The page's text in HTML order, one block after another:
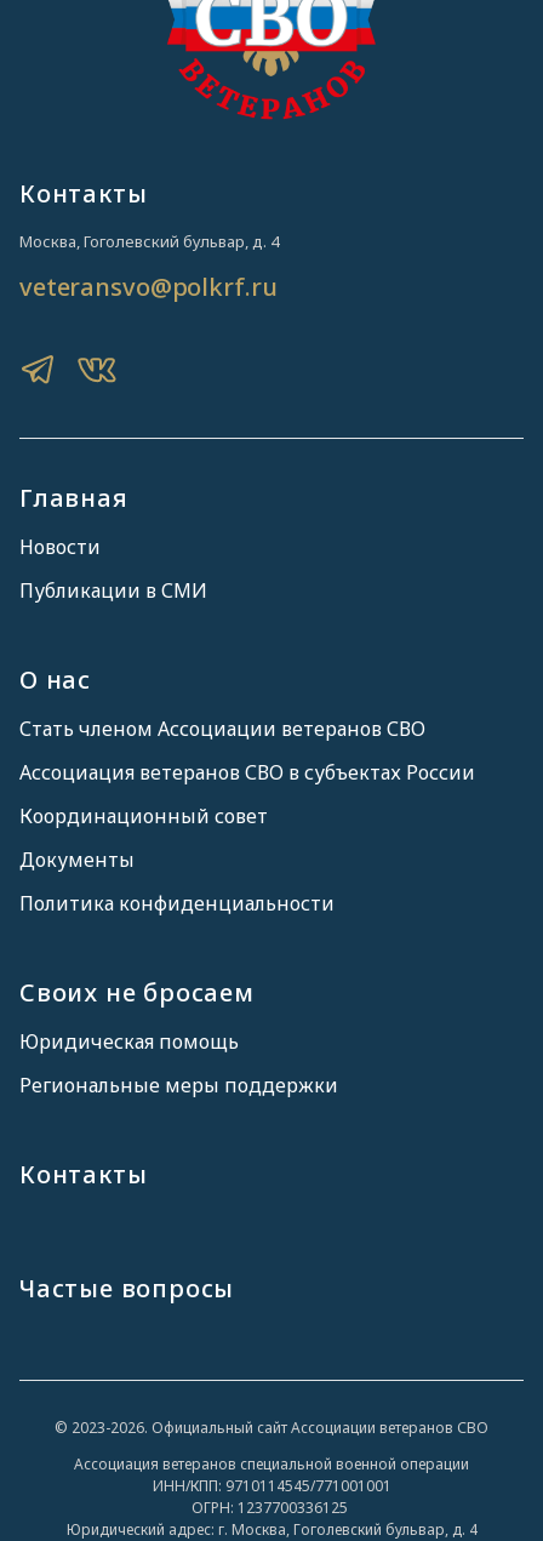
Главная
Новости
Публикации в СМИ
О нас
Стать членом Ассоциации ветеранов СВО
Ассоциация ветеранов СВО в субъектах России
Координационный совет
Документы
Политика конфиденциальности
Своих не бросаем
Юридическая помощь
Региональные меры поддержки
Контакты
Частые вопросы
Контакты
Москва, Гоголевский бульвар, д. 4
veteransvo@polkrf.ru
© 2023-2026. Официальный сайт Ассоциации ветеранов СВО
Ассоциация ветеранов специальной военной операции
ИНН/КПП: 9710114545/771001001
ОГРН: 1237700336125
Юридический адрес: г. Москва, Гоголевский бульвар, д. 4